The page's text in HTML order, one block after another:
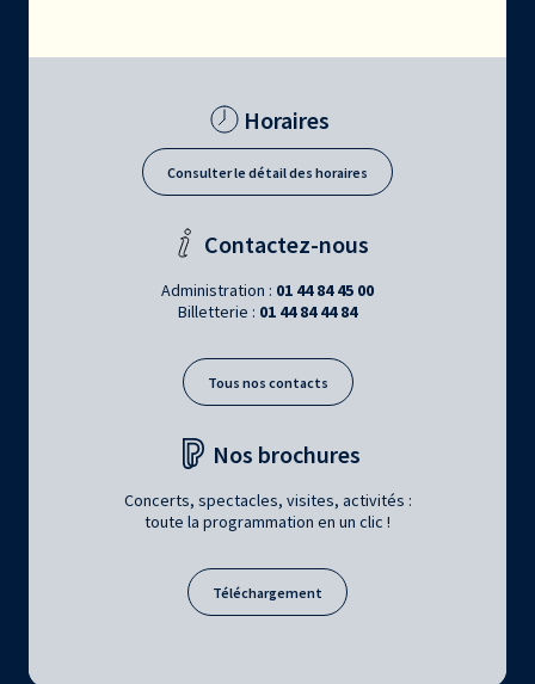
Horaires
Consulter le détail des horaires
Contactez-nous
Administration : 01 44 84 45 00
Billetterie : 01 44 84 44 84
Tous nos contacts
Nos brochures
Concerts, spectacles, visites, activités :
toute la programmation en un clic !
Téléchargement